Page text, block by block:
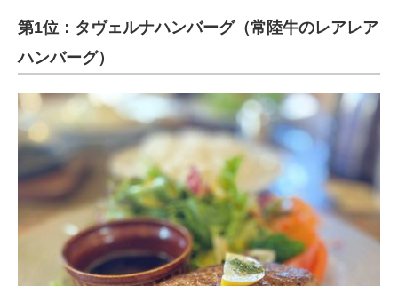
第1位：タヴェルナハンバーグ（常陸牛のレアレア
ハンバーグ）